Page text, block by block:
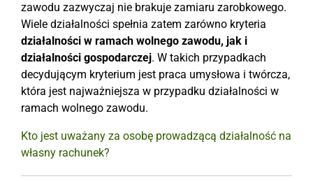
zawodu zazwyczaj nie brakuje zamiaru zarobkowego.
Wiele działalności spełnia zatem zarówno kryteria
działalności w ramach wolnego zawodu, jak i
działalności gospodarczej. W takich przypadkach
decydującym kryterium jest praca umysłowa i twórcza,
która jest najważniejsza w przypadku działalności w
ramach wolnego zawodu.
Kto jest uważany za osobę prowadzącą działalność na
własny rachunek?